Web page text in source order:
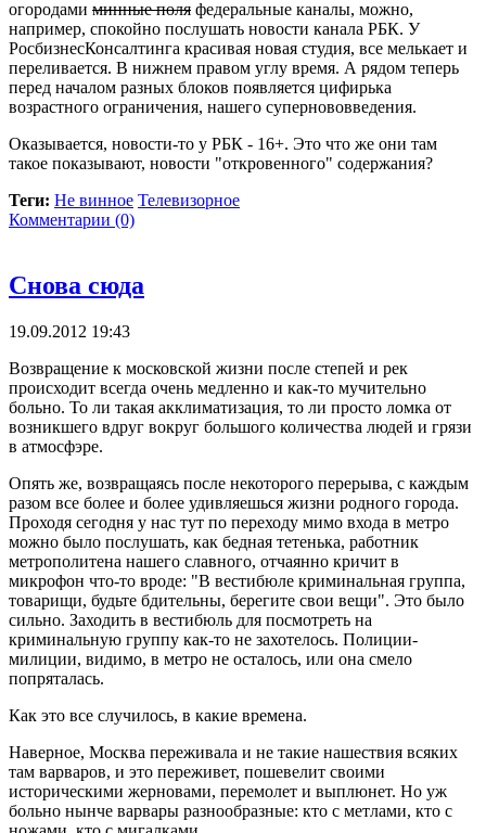
огородами минные поля федеральные каналы, можно,
например, спокойно послушать новости канала РБК. У
РосбизнесКонсалтинга красивая новая студия, все мелькает и
переливается. В нижнем правом углу время. А рядом теперь
перед началом разных блоков появляется цифирька
возрастного ограничения, нашего супернововведения.
Оказывается, новости-то у РБК - 16+. Это что же они там
такое показывают, новости "откровенного" содержания?
Теги: Не винное Телевизорное
Комментарии (0)
Снова сюда
19.09.2012 19:43
Возвращение к московской жизни после степей и рек
происходит всегда очень медленно и как-то мучительно
больно. То ли такая акклиматизация, то ли просто ломка от
возникшего вдруг вокруг большого количества людей и грязи
в атмосфэре.
Опять же, возвращаясь после некоторого перерыва, с каждым
разом все более и более удивляешься жизни родного города.
Проходя сегодня у нас тут по переходу мимо входа в метро
можно было послушать, как бедная тетенька, работник
метрополитена нашего славного, отчаянно кричит в
микрофон что-то вроде: "В вестибюле криминальная группа,
товарищи, будьте бдительны, берегите свои вещи". Это было
сильно. Заходить в вестибюль для посмотреть на
криминальную группу как-то не захотелось. Полиции-
милиции, видимо, в метро не осталось, или она смело
попряталась.
Как это все случилось, в какие времена.
Наверное, Москва переживала и не такие нашествия всяких
там варваров, и это переживет, пошевелит своими
историческими жерновами, перемолет и выплюнет. Но уж
больно нынче варвары разнообразные: кто с метлами, кто с